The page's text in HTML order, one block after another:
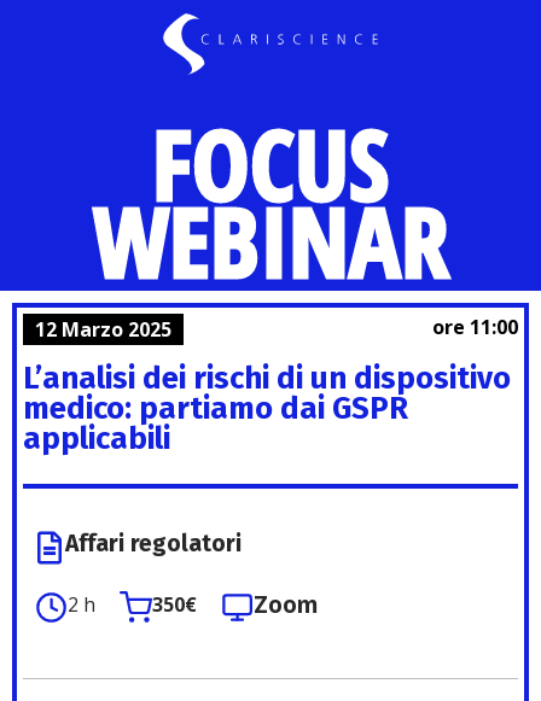
FOCUS
WEBINAR
12 Marzo 2025 ore 11:00
L’analisi dei rischi di un dispositivo
medico: partiamo dai GSPR
applicabili
Affari regolatori
2 h 350€ Zoom